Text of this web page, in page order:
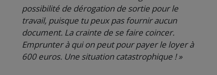
possibilité de dérogation de sortie pour le
travail, puisque tu peux pas fournir aucun
document. La crainte de se faire coincer.
Emprunter à qui on peut pour payer le loyer à
600 euros. Une situation catastrophique ! »